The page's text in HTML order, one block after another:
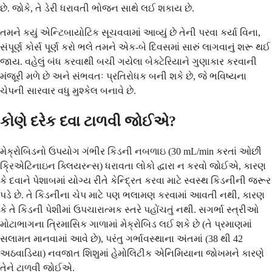
છે. જોકે, તે ડેરી ધરાવતી ભોજન સાથે લઈ શકાય છે.
તમને કયું એન્ટિબાયોટિક સૂચવવામાં આવ્યું છે તેની પરવા કર્યા વિના,
સંપૂર્ણ કોર્સ પૂર્ણ કરો ભલે તમને એક-બે દિવસમાં સારું લાગવાનું શરૂ થઈ
જાય. વહેલું બંધ કરવાથી બચી ગયેલા બેક્ટેરિયાને ગુણાકાર કરવાની
મંજૂરી મળે છે અને સંભવતઃ પ્રતિરોધક બની શકે છે, જે ભવિષ્યના
ચેપની સારવાર વધુ મુશ્કેલ બનાવે છે.
કોણે દરેક દવા ટાળવી જોઈએ?
મેક્રોબિડનો ઉપયોગ ગંભીર કિડની નબળાઇ (30 mL/min કરતાં ઓછી
ક્રિએટિનાઇન ક્લિયરન્સ) ધરાવતા લોકો દ્વારા ન કરવો જોઈએ, કારણ
કે દવાને પેશાબમાં યોગ્ય રીતે કેન્દ્રિત કરવા માટે સ્વસ્થ કિડનીની જરૂર
પડે છે. તે કિડનીના ચેપ માટે પણ ભલામણ કરવામાં આવતી નથી, કારણ
કે તે કિડની પેશીમાં ઉપચારાત્મક સ્તરે પહોંચતું નથી. સગર્ભા સ્ત્રીઓ
મોટાભાગના ત્રિમાસિક ગાળામાં મેક્રોબિડ લઈ શકે છે (તે પ્રમાણમાં
સલામત માનવામાં આવે છે), પરંતુ ગર્ભાવસ્થાના અંતમાં (38 થી 42
અઠવાડિયા) નવજાત શિશુમાં હેમોલિટીક એનિમિયાના જોખમને કારણે
તેને ટાળવી જોઈએ.